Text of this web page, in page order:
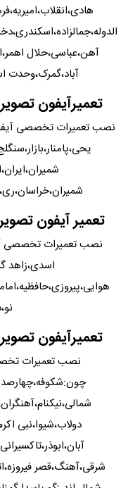
آهن،عباسی،حلال
آباد،گمرک،وحدت
تعمیرآیفون
نصب تعمیرات تخصصی
تعمیر آیفون
نصب تعمیرات تخصصی
اسدی،زاهد
تعمیرآیفون
نصب تعمیرات
چون:شکوفه،چهارصد
دولاب،شیوا،نبی
شرقی،آهنگ،قصر